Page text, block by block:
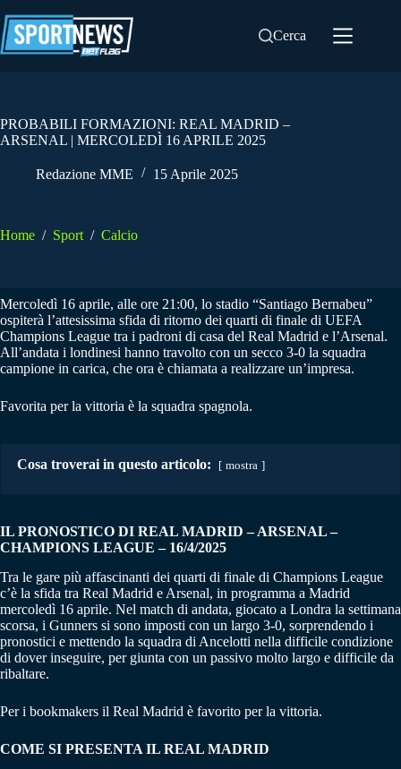
al
contenuto
Cerca
PROBABILI FORMAZIONI: REAL MADRID –
ARSENAL | MERCOLEDÌ 16 APRILE 2025
Redazione MME 15 Aprile 2025
Home / Sport / Calcio
Mercoledì 16 aprile, alle ore 21:00, lo stadio “Santiago Bernabeu”
ospiterà l’attesissima sfida di ritorno dei quarti di finale di UEFA
Champions League tra i padroni di casa del Real Madrid e l’Arsenal.
All’andata i londinesi hanno travolto con un secco 3-0 la squadra
campione in carica, che ora è chiamata a realizzare un’impresa.
Favorita per la vittoria è la squadra spagnola.
Cosa troverai in questo articolo: mostra
IL PRONOSTICO DI REAL MADRID – ARSENAL–
CHAMPIONS LEAGUE – 16/4/2025
Tra le gare più affascinanti dei quarti di finale di Champions League
c’è la sfida tra Real Madrid e Arsenal, in programma a Madrid
mercoledì 16 aprile. Nel match di andata, giocato a Londra la settimana
scorsa, i Gunners si sono imposti con un largo 3-0, sorprendendo i
pronostici e mettendo la squadra di Ancelotti nella difficile condizione
di dover inseguire, per giunta con un passivo molto largo e difficile da
ribaltare.
Per i bookmakers il Real Madrid è favorito per la vittoria.
COME SI PRESENTA IL REAL MADRID